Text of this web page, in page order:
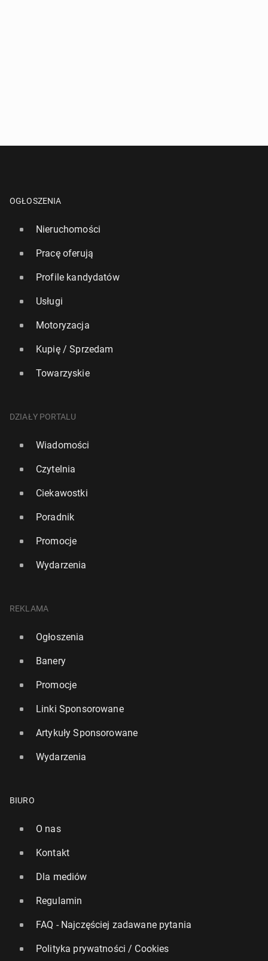
OGŁOSZENIA
Nieruchomości
Pracę oferują
Profile kandydatów
Usługi
Motoryzacja
Kupię / Sprzedam
Towarzyskie
DZIAŁY PORTALU
Wiadomości
Czytelnia
Ciekawostki
Poradnik
Promocje
Wydarzenia
REKLAMA
Ogłoszenia
Banery
Promocje
Linki Sponsorowane
Artykuły Sponsorowane
Wydarzenia
BIURO
O nas
Kontakt
Dla mediów
Regulamin
FAQ - Najczęściej zadawane pytania
Polityka prywatności / Cookies